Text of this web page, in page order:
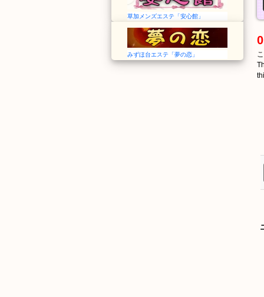
草加メンズエステ「安心館」
みずほ台エステ「夢の恋」
0